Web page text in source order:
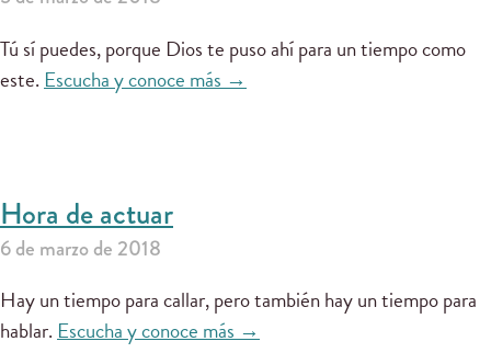
Tú sí puedes, porque Dios te puso ahí para un tiempo como
este. Escucha y conoce más →
Hora de actuar
6 de marzo de 2018
Hay un tiempo para callar, pero también hay un tiempo para
hablar.Escucha y conoce más →